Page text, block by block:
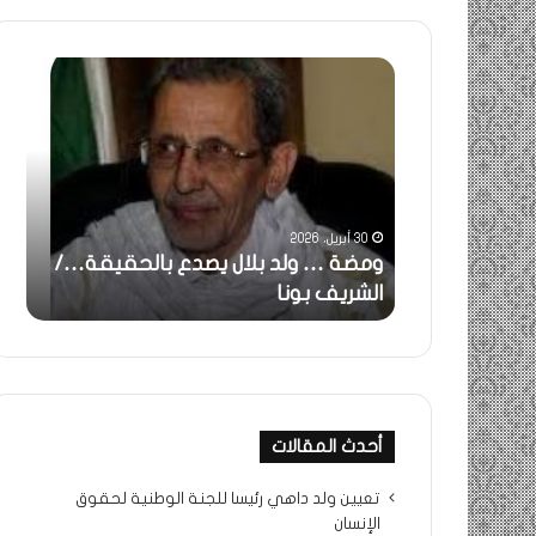
بلال يصدع بالحقيقة…/
خاطرة
تقدير
خاصة
لكم
جميعا…/
الشيخ
الترادخاطرة : تحية تقدير خاصة
جميعا…/ الشيخ التراد محمد
أحدث المقالات
تعيين ولد داهي رئيسا للجنة الوطنية لحقوق
الإنسان